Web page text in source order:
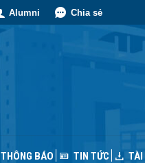
Alumni Chia sẻ
THÔNG BÁO TIN TỨC TÀI
THÔNG BÁO